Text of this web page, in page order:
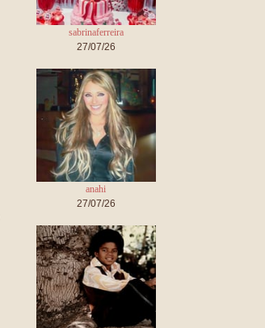
sabrinaferreira
27/07/26
anahi
27/07/26